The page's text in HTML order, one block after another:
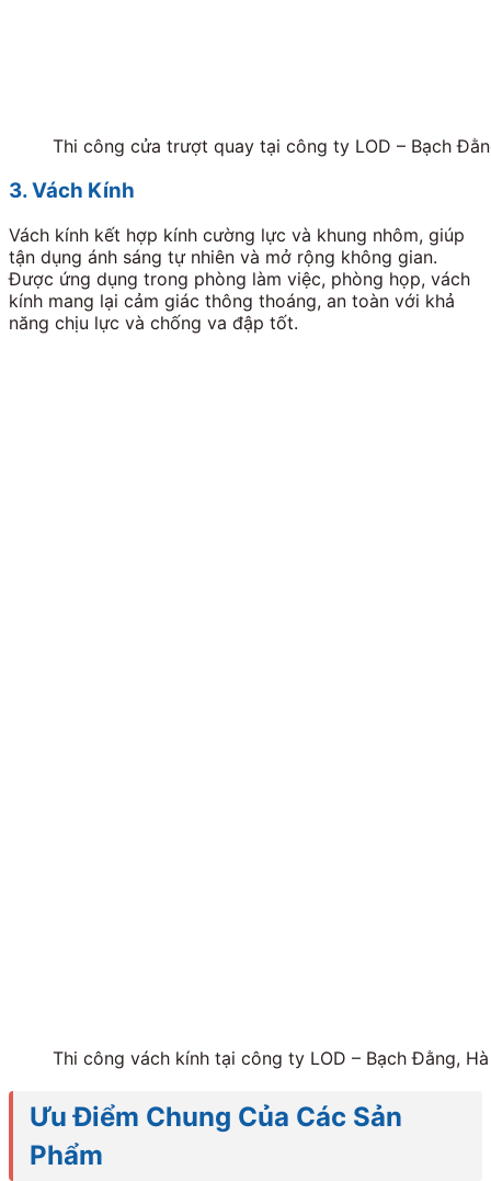
Thi công cửa trượt quay tại công ty LOD – Bạch
3. Vách Kính
Vách kính kết hợp kính cường lực và khung nhôm, giúp
tận dụng ánh sáng tự nhiên và mở rộng không gian.
Được ứng dụng trong phòng làm việc, phòng họp, vách
kính mang lại cảm giác thông thoáng, an toàn với khả
năng chịu lực và chống va đập tốt.
Thi công vách kính tại công ty LOD – Bạch Đằng,
Ưu Điểm Chung Của Các Sản
Phẩm